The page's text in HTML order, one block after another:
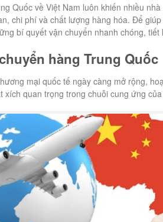
Quốc về Việt Nam luôn khiến nhiều
chi phí và chất lượng hàng hóa. Để
bí quyết vận chuyển nhanh chóng,
hàng Trung Quốc
mại quốc tế ngày càng mở rộng,
xích quan trọng trong chuỗi cung ứng